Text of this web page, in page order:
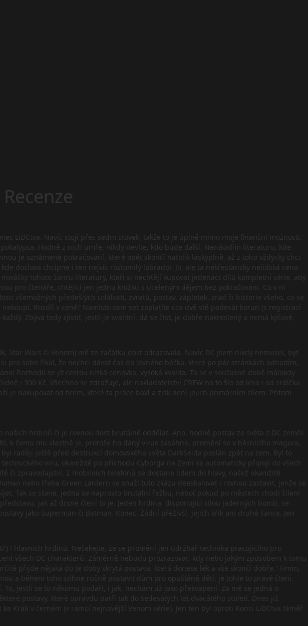
LiDCtva. Navíc stojí přes sedm stovek, takže to je úplně mimo moje finanční možnosti.
Hodně z nich umře, nikdy nevíte, kdo bude další. Nenávidím literaturu, kde
je oznámené pokračování, které opět skončí natolik láskyplně, až z toho vždycky chci
doslova chcípne i ten nejvíc roztomilý labrador. Jo, ale ta nekřesťansky nelidská cena.
tohoto žánru literatury, kteří si nechtějí kupovat jedenáct dílů kompletní série, aby
pro čtenáře, chtějící jen jednu knížku s uceleným dějem bez pokračování. Co v ní
všemožných předešlých událostí, zvratů, postav, zápletek, zrad či historie všeho, co se
Rozdíl v ceně? Namísto osm set zaplatíte cca dvě stě padesát korun (s registrací
Zbývá tedy zjistit, jestli je kvalitní, dá se číst, je dobře nakreslený a nemá kýčové,
Wars či Venom) mě ze začátku dost odrazovala. Navíc DC jsem nikdy nemusel, byť
sebe říkal, že nechci dávat čas do levného béčka, které po pár stránkách odhodím,
Rozhodli se jít cestou nízká cenovka, vysoká kvalita. To se v současné době málokdy
i 300 Kč. Všechno se zdražuje, ale nakladatelství CREW na to šlo od lesa i od srdíčka –
je nakupovat od firem, které ta práce baví a zisk není jejich primárním cílem. Přitom
hrdinů či je rovnou dost brutálně oddělat. Ano, hodně postav ze světa z DC zemře
k čemu mu vlastně je, protože ho daný virus zasáhne, promění se v běsnícího magora,
raději ještě před destrukcí domovského světa DarkSeida poslán zpět na zem. Byl to
viru, okamžitě po příchodu Cyborga na Zemi se automaticky připojí do všech
či zpravodajství. Z mobilních telefonů se dostane lidem do hlavy, načež okamžitě
nebo třeba Green Lantern se snaží tuto zkázu deeskalovat i rovnou zastavit, jenže se
Tak se stane, jedná se naprosto brutální řežbu, neboť pokud po městech chodí šílení
jak až drsné čtení to je. Jeden hrdina, disponující silou jaderných bomb, se
jako Superman či Batman. Konec. Žádní přeživší, jejich křik ani druhé šance. Jen
i hlavních hrdinů. Nečekejte, že se promění jen údržbář technika pracujícího pro
všech DC charakterů. Záměrně nebudu prozrazovat, kdy nebo jakým způsobem k tomu
přijde nějaká do té doby skrytá postava, která donese lék a vše skončí dobře.“ Hmm,
a během toho stihne ručně postavit dům pro opuštěné děti, je tohle to pravé čtení.
jestli se to někomu podaří, i jak, nechám už jako překvapení. Za mě se jedná o
postavy, které opravdu patří tak do šedesátých let dvacátého století. Dnes již
Králi v černém (v rámci nejnovější Venom série). Jen ten byl oproti Konci LiDCtva téměř